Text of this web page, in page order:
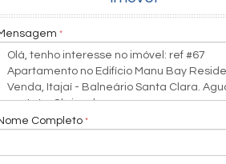
Completo